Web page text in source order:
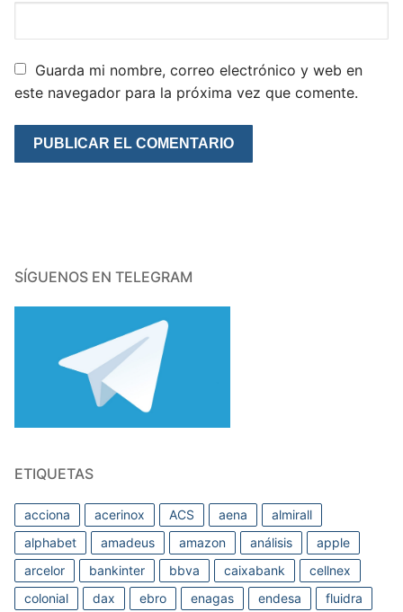
Guarda mi nombre, correo electrónico y web en
este navegador para la próxima vez que comente.
SÍGUENOS EN TELEGRAM
ETIQUETAS
acciona acerinox ACS aena
almirall
alphabet
amadeus amazon análisis
apple
arcelor
bankinter bbva caixabank
cellnex
colonial
dax ebro enagas endesa
fluidra